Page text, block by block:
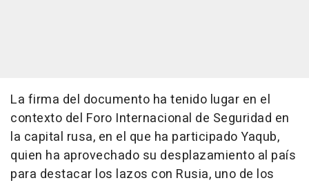
La firma del documento ha tenido lugar en el
contexto del Foro Internacional de Seguridad en
la capital rusa, en el que ha participado Yaqub,
quien ha aprovechado su desplazamiento al país
para destacar los lazos con Rusia, uno de los